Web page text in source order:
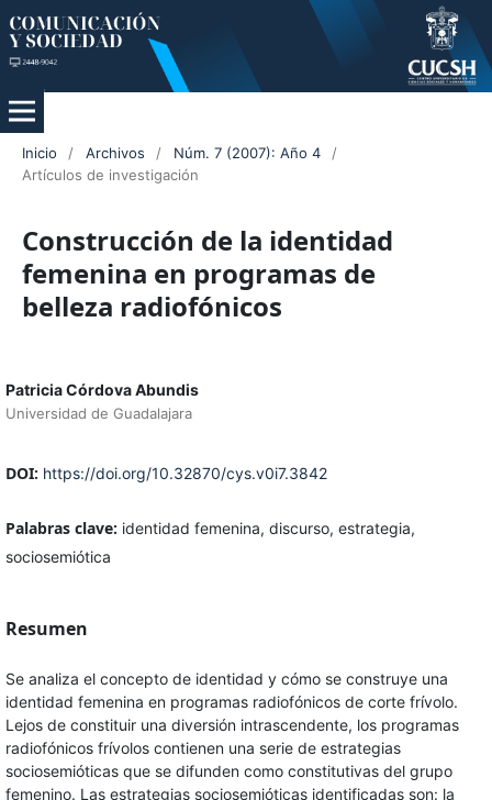
Inicio / Archivos / Núm. 7 (2007): Año 4
/
Artículos de investigación
Construcción de la identidad
femenina en programas de
belleza radiofónicos
Patricia Córdova Abundis
Universidad de Guadalajara
DOI: https://doi.org/10.32870/cys.v0i7.3842
Palabras clave: identidad femenina, discurso, estrategia,
sociosemiótica
Resumen
Se analiza el concepto de identidad y cómo se construye una
identidad femenina en programas radiofónicos de corte frívolo.
Lejos de constituir una diversión intrascendente, los programas
radiofónicos frívolos contienen una serie de estrategias
sociosemióticas que se difunden como constitutivas del grupo
femenino. Las estrategias sociosemióticas identificadas son: la